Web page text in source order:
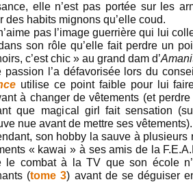
elle n’est pas portée sur les
des habits mignons qu’elle coud.
pas l’image guerrière qui lui
son rôle qu’elle fait perdre un
c’est chic » au grand dam d’
passion l’a défavorisée lors du
utilise ce point faible pour lui
à changer de vêtements (et
que magical girl fait sensation
nue avant de mettre ses vêtements).
son hobby la sauve à plusieurs
« kawai » à ses amis de la
le combat à la TV que son école
(tome 3) avant de se déguiser